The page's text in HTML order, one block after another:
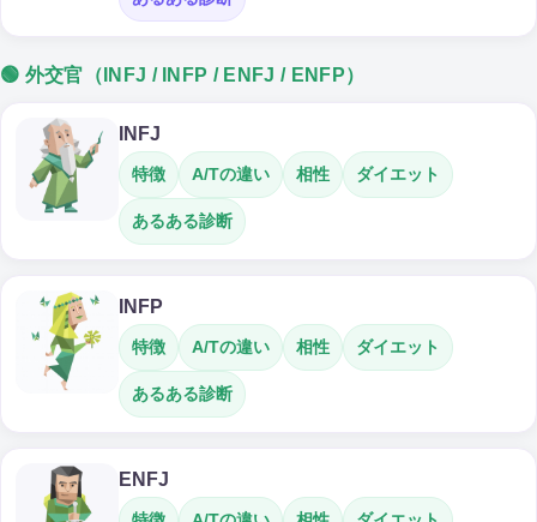
🟢 外交官（INFJ / INFP / ENFJ / ENFP）
INFJ
特徴 A/Tの違い 相性 ダイエット
あるある診断
INFP
特徴 A/Tの違い 相性 ダイエット
あるある診断
ENFJ